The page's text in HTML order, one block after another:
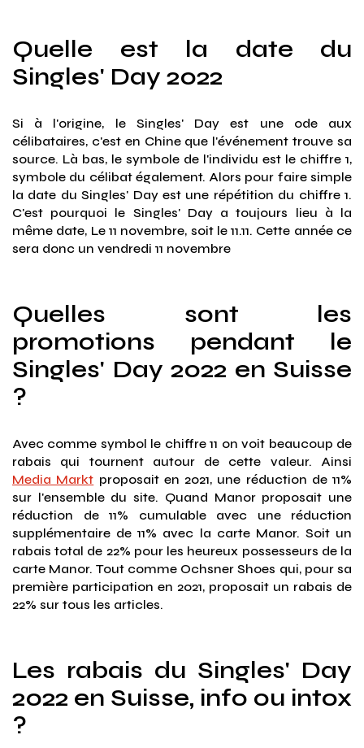
Quelle est la date du
Singles' Day 2022
Si à l'origine, le Singles' Day est une ode aux
célibataires, c'est en Chine que l'événement trouve sa
source. Là bas, le symbole de l'individu est le chiffre 1,
symbole du célibat également. Alors pour faire simple
la date du Singles' Day est une répétition du chiffre 1.
C'est pourquoi le Singles' Day a toujours lieu à la
même date, Le 11 novembre, soit le 11.11. Cette année ce
sera donc un vendredi 11 novembre
Quelles sont les
promotions pendant le
Singles' Day 2022 en Suisse
?
Avec comme symbol le chiffre 11 on voit beaucoup de
rabais qui tournent autour de cette valeur. Ainsi
Media Markt proposait en 2021, une réduction de 11%
sur l'ensemble du site. Quand Manor proposait une
réduction de 11% cumulable avec une réduction
supplémentaire de 11% avec la carte Manor. Soit un
rabais total de 22% pour les heureux possesseurs de la
carte Manor. Tout comme Ochsner Shoes qui, pour sa
première participation en 2021, proposait un rabais de
22% sur tous les articles.
Les rabais du Singles' Day
2022 en Suisse, info ou intox
?